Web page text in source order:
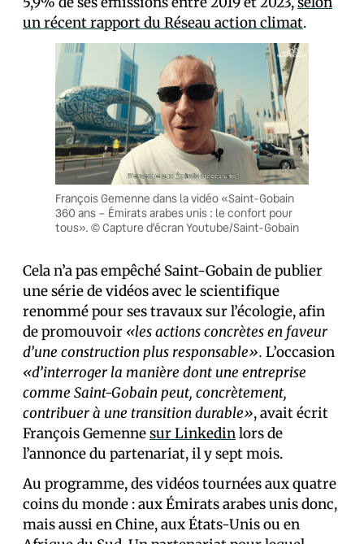
un récent rapport du Réseau action climat.
François Gemenne dans la vidéo «Saint-Gobain
360 ans – Émirats arabes unis : le confort pour
tous». © Capture d’écran Youtube/Saint-Gobain
Cela n’a pas empêché Saint-Gobain de publier
une série de vidéos avec le scientifique
renommé pour ses travaux sur l’écologie, afin
de promouvoir «les actions concrètes en faveur
d’une construction plus responsable». L’occasion
«d’interroger la manière dont une entreprise
comme Saint-Gobain peut, concrètement,
contribuer à une transition durable», avait écrit
François Gemennesur Linkedinlors de
l’annonce du partenariat, il y sept mois.
Au programme, des vidéos tournées aux quatre
coins du monde : aux Émirats arabes unis donc,
mais aussi en Chine, aux États-Unis ou en